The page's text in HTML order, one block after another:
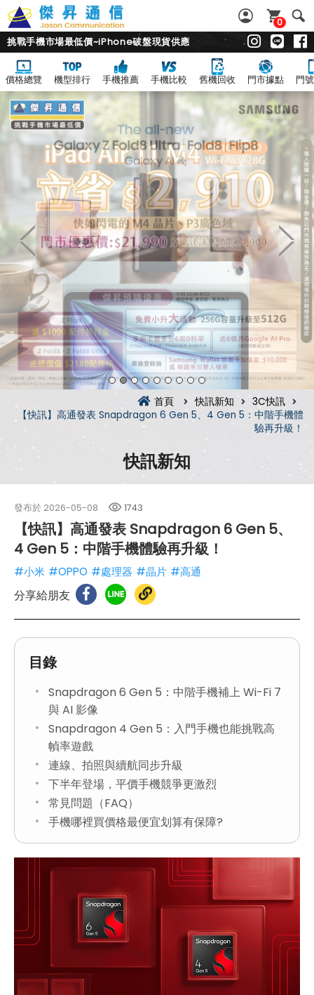
0
挑戰手機市場最低價~iPhone破盤現貨供應
價格總覽 機型排行 手機推薦 手機比較 舊機回收 門市據點 門
首頁 快訊新知
3C快訊
【快訊】高通發表 Snapdragon 6 Gen 5、4 Gen 5：中階手機體
驗再升級！
快訊新知
發布於 2026-05-08 1743
【快訊】高通發表 Snapdragon 6 Gen 5、
4 Gen 5：中階手機體驗再升級！
#小米 #OPPO #處理器 #晶片 #高通
分享給朋友
目錄
Snapdragon 6 Gen 5：中階手機補上 Wi-Fi 7
與 AI 影像
Snapdragon 4 Gen 5：入門手機也能挑戰高
幀率遊戲
連線、拍照與續航同步升級
下半年登場，平價手機競爭更激烈
常見問題（FAQ）
手機哪裡買價格最便宜划算有保障?